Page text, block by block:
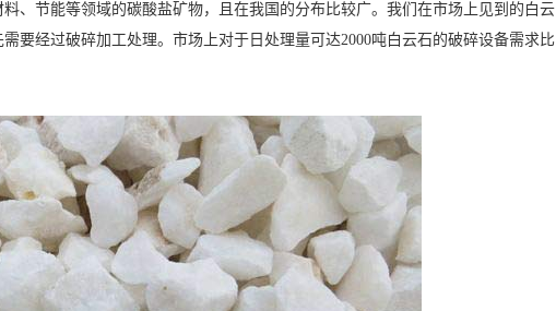
、节能等领域的碳酸盐矿物，且在我国的分布比较广。我们在市场上见到的白云
要经过破碎加工处理。市场上对于日处理量可达2000吨白云石的破碎设备需求比